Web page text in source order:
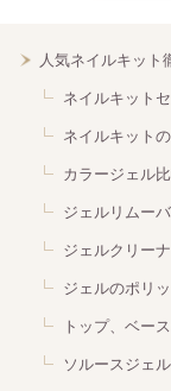
人気ネイルキット
ネイルキット
ネイルキット
カラージェル
ジェルリムー
ジェルクリー
ジェルのポリ
トップ、ベー
ソルースジェ